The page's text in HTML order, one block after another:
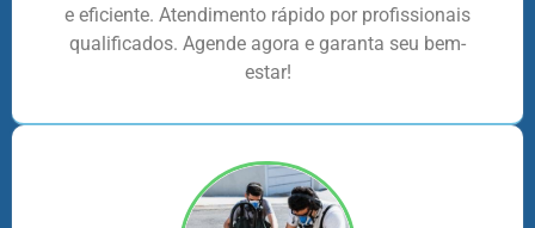
e eficiente. Atendimento rápido por profissionais
qualificados. Agende agora e garanta seu bem-
estar!